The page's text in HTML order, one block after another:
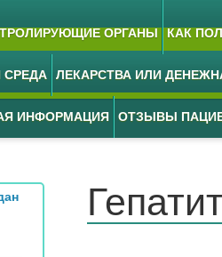
ОРГАНЫ КАК
СРЕДА ЛЕКАРСТВА ИЛИ
ИНФОРМАЦИЯ ОТЗЫВЫ